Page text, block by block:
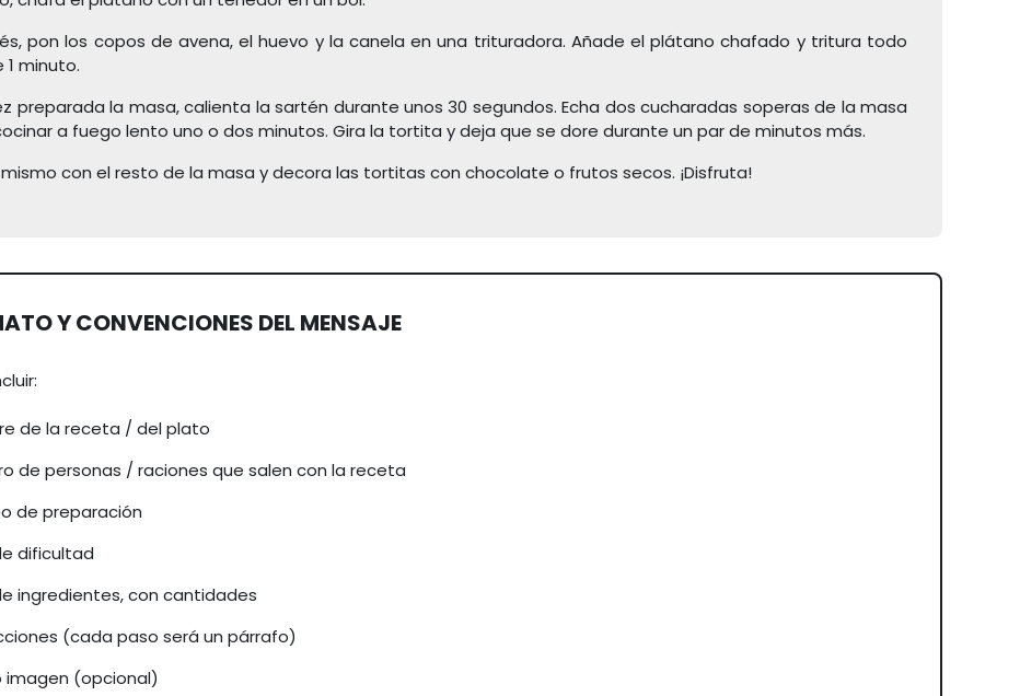
pon los copos de avena, el huevo y la canela en una trituradora. Añade el plátano chafado y tritura todo
minuto.
preparada la masa, calienta la sartén durante unos 30 segundos. Echa dos cucharadas soperas de la masa
a fuego lento uno o dos minutos. Gira la tortita y deja que se dore durante un par de minutos más.
con el resto de la masa y decora las tortitas con chocolate o frutos secos. ¡Disfruta!
Y CONVENCIONES DEL MENSAJE
de la receta / del plato
de personas / raciones que salen con la receta
de preparación
dificultad
ingredientes, con cantidades
(cada paso será un párrafo)
imagen (opcional)